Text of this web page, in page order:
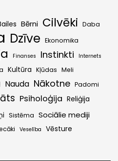
Bērni Cilvēki Daba
Dzīve Ekonomika
Finanses Instinkti
Internets
Kultūra Kļūdas Meli
Nauda Nākotne Padomi
Psiholoģija Reliģija
Sistēma Sociālie mediji
Veselība Vēsture